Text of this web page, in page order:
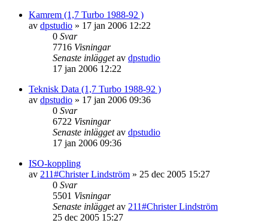
Kamrem (1,7 Turbo 1988-92 )
av dpstudio » 17 jan 2006 12:22
0 Svar
7716 Visningar
Senaste inläggetav dpstudio
17 jan 2006 12:22
Teknisk Data (1,7 Turbo 1988-92 )
av dpstudio » 17 jan 2006 09:36
0 Svar
6722 Visningar
Senaste inläggetav dpstudio
17 jan 2006 09:36
ISO-koppling
av 211#Christer Lindström » 25 dec 2005 15:27
0 Svar
5501 Visningar
Senaste inläggetav 211#Christer Lindström
25 dec 2005 15:27